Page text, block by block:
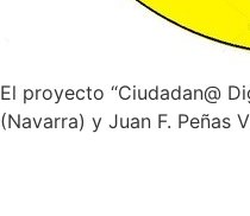
El proyecto “Ciudadan@
(Navarra) y Juan F. Peñas